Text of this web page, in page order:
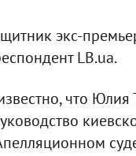
экс-
LB.ua.
что